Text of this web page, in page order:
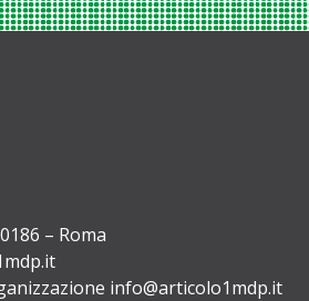
– Roma
info@articolo1mdp.it